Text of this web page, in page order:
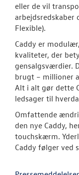
eller de vil
arbejdsredskaber
Flexible).
Caddy er
kvaliteter, der
gensalgsværdier.
brugt – millioner
Alt i alt gør dette
ledsager til
Omfattende
den nye Caddy,
touchskærm.
Caddy følger ved